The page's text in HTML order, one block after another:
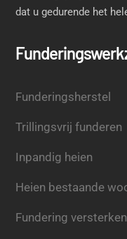
dat u gedurende het
Funderingsherstel
Trillingsvrij funderen
Inpandig heien
Heien bestaande
Fundering versterken